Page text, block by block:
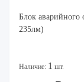
Блок
235лм)
Наличие: 1 шт.